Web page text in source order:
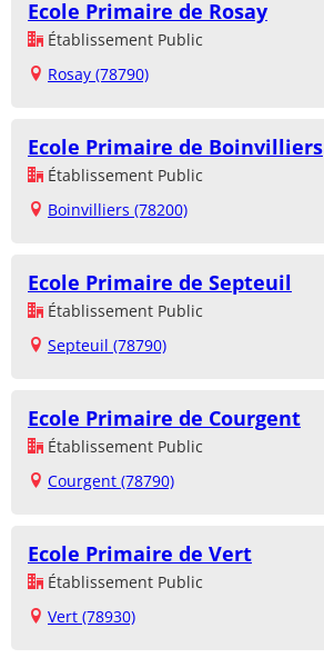
Ecole Primaire de Rosay
Établissement Public
Rosay (78790)
Ecole Primaire de Boinvilliers
Établissement Public
Boinvilliers (78200)
Ecole Primaire de Septeuil
Établissement Public
Septeuil (78790)
Ecole Primaire de Courgent
Établissement Public
Courgent (78790)
Ecole Primaire de Vert
Établissement Public
Vert (78930)